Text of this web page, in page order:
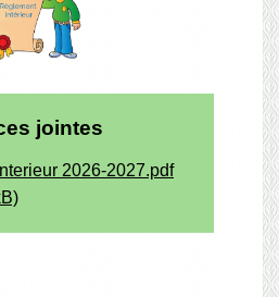
jointes
2026-2027.pdf